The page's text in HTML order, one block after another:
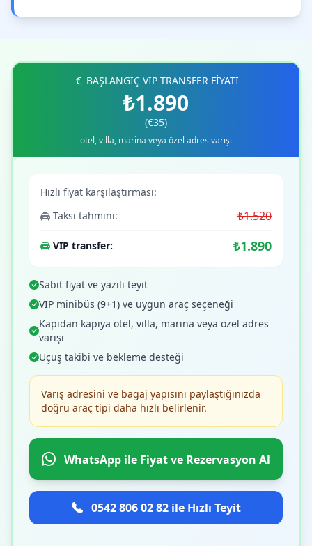
BAŞLANGIÇ VIP TRANSFER FİYATI
₺1.890
(€35)
otel, villa, marina veya özel adres varışı
Hızlı fiyat karşılaştırması:
Taksi tahmini:
₺1.520
VIP transfer: ₺1.890
Sabit fiyat ve yazılı teyit
VIP minibüs (9+1) ve uygun araç seçeneği
Kapıdan kapıya otel, villa, marina veya özel adres
varışı
Uçuş takibi ve bekleme desteği
Varış adresini ve bagaj yapısını paylaştığınızda
doğru araç tipi daha hızlı belirlenir.
WhatsApp ile Fiyat ve Rezervasyon Al
0542 806 02 82 ile Hızlı Teyit